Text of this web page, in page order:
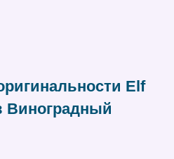
Elf
Виноградный